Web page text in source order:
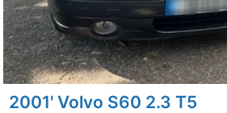
2001' Volvo S60 2.3 T5